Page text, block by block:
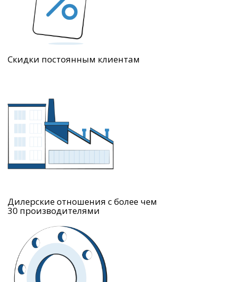
Скидки постоянным клиентам
Дилерские отношения с более чем
30 производителями